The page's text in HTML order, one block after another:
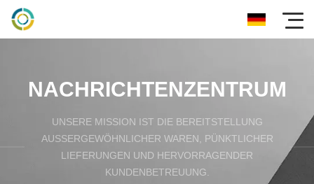
NACHRICHTENZENTRUM
UNSERE MISSION IST DIE BEREITSTELLUNG
AUSSERGEWÖHNLICHER WAREN, PÜNKTLICHER L
IEFERUNGEN UND HERVORRAGENDER K
UNDENBETREUUNG.